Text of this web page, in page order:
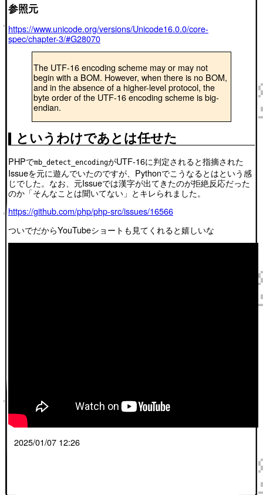
参照元
https://www.unicode.org/versions/Unicode16.0.0/core-
spec/chapter-3/#G28070
The UTF-16 encoding scheme may or may not
begin with a BOM. However, when there is no BOM,
and in the absence of a higher-level protocol, the
byte order of the UTF-16 encoding scheme is big-
endian.
というわけであとは任せた
PHPでmb_detect_encodingがUTF-16に判定されると指摘された
Issueを元に遊んでいたのですが、Pythonでこうなるとはという感
じでした。なお、元Issueでは漢字が出てきたのが拒絶反応だった
のか「そんなことは聞いてない」とキレられました。
https://github.com/php/php-src/issues/16566
ついでだからYouTubeショートも見てくれると嬉しいな
2025/01/07 12:26